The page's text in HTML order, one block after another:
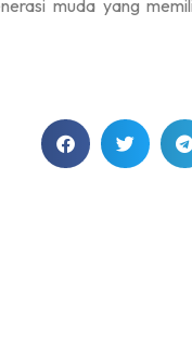
muda yang